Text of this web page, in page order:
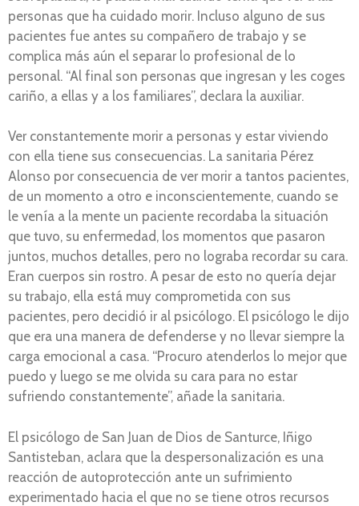
personas que ha cuidado morir. Incluso alguno de sus
pacientes fue antes su compañero de trabajo y se
complica más aún el separar lo profesional de lo
personal. “Al final son personas que ingresan y les coges
cariño, a ellas y a los familiares”, declara la auxiliar.
Ver constantemente morir a personas y estar viviendo
con ella tiene sus consecuencias. La sanitaria Pérez
Alonso por consecuencia de ver morir a tantos pacientes,
de un momento a otro e inconscientemente, cuando se
le venía a la mente un paciente recordaba la situación
que tuvo, su enfermedad, los momentos que pasaron
juntos, muchos detalles, pero no lograba recordar su cara.
Eran cuerpos sin rostro. A pesar de esto no quería dejar
su trabajo, ella está muy comprometida con sus
pacientes, pero decidió ir al psicólogo. El psicólogo le dijo
que era una manera de defenderse y no llevar siempre la
carga emocional a casa. “Procuro atenderlos lo mejor que
puedo y luego se me olvida su cara para no estar
sufriendo constantemente”, añade la sanitaria.
El psicólogo de San Juan de Dios de Santurce, Iñigo
Santisteban, aclara que la despersonalización es una
reacción de autoprotección ante un sufrimiento
experimentado hacia el que no se tiene otros recursos